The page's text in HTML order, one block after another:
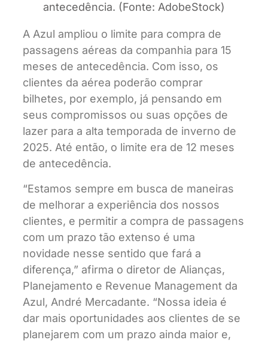
antecedência. (Fonte: AdobeStock)
A Azul ampliou o limite para compra de
passagens aéreas da companhia para 15
meses de antecedência. Com isso, os
clientes da aérea poderão comprar
bilhetes, por exemplo, já pensando em
seus compromissos ou suas opções de
lazer para a alta temporada de inverno de
2025. Até então, o limite era de 12 meses
de antecedência.
“Estamos sempre em busca de maneiras
de melhorar a experiência dos nossos
clientes, e permitir a compra de passagens
com um prazo tão extenso é uma
novidade nesse sentido que fará a
diferença,” afirma o diretor de Alianças,
Planejamento e Revenue Management da
Azul, André Mercadante. “Nossa ideia é
dar mais oportunidades aos clientes de se
planejarem com um prazo ainda maior e,